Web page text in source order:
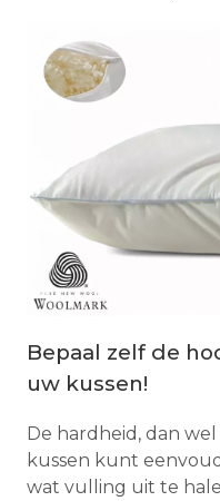
Bepaal zelf de
uw kussen!
De hardheid, dan
kussen kunt
wat vulling uit te